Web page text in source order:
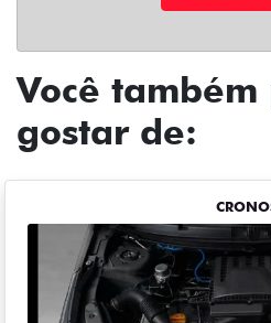
Você também
gostar de: